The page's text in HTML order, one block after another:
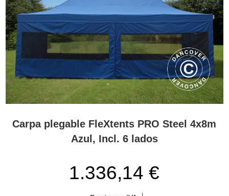
Carpa plegable FleXtents PRO Steel 4x8m
Azul, Incl. 6 lados
1.336,14 €